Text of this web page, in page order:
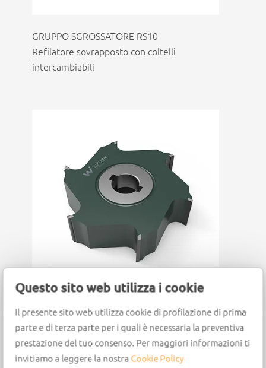
Questo sito web utilizza i cookie
Il presente sito web utilizza cookie di profilazione di prima
parte e di terza parte per i quali è necessaria la preventiva
prestazione del tuo consenso. Per maggiori informazioni ti
invitiamo a leggere la nostraCookie Policy
GRUPPO SGROSSATORE RS10
Refilatore sovrapposto con coltelli
intercambiabili
GRUPPO SGROSSATORE RS10
Refilatore sovrapposto